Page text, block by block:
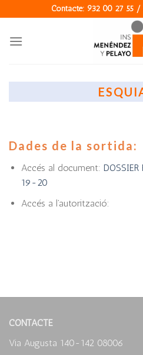
to
content
Contacte: 932 00 27 55 /
Dades de la sortida:
Accés al document:
19-20
Accés a l’autorització:
CONTACTE
Via Augusta 140-142 08006